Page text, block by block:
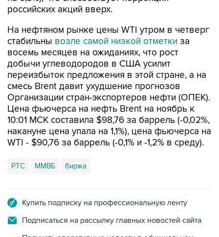
На нефтяном рынке цены WTI утром в четверг
восемь месяцев на ожиданиях, что рост
добычи углеводородов в США усилит
переизбыток предложения в этой стране, а на
смесь Brent давит ухудшение прогнозов
Организации стран-экспортеров нефти (ОПЕК).
Цена фьючерса на нефть Brent на ноябрь к
10:01 МСК составила $98,76 за баррель (-0,02%,
накануне цена упала на 1,1%), цена фьючерса на
WTI - $90,76 за баррель (-0,1% и -1,2% в среду).
РТС ММВБ биржа
Подписаться на рассылку главных новостей сайта
Получать оперативные новости в официальном